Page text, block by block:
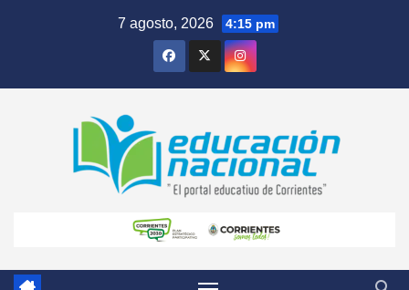
7 agosto, 2026 4:15 pm